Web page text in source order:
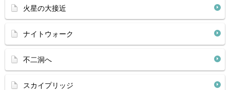
火星の大接近
ナイトウォーク
不二洞へ
スカイプリッジ